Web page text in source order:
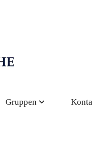
Gruppen